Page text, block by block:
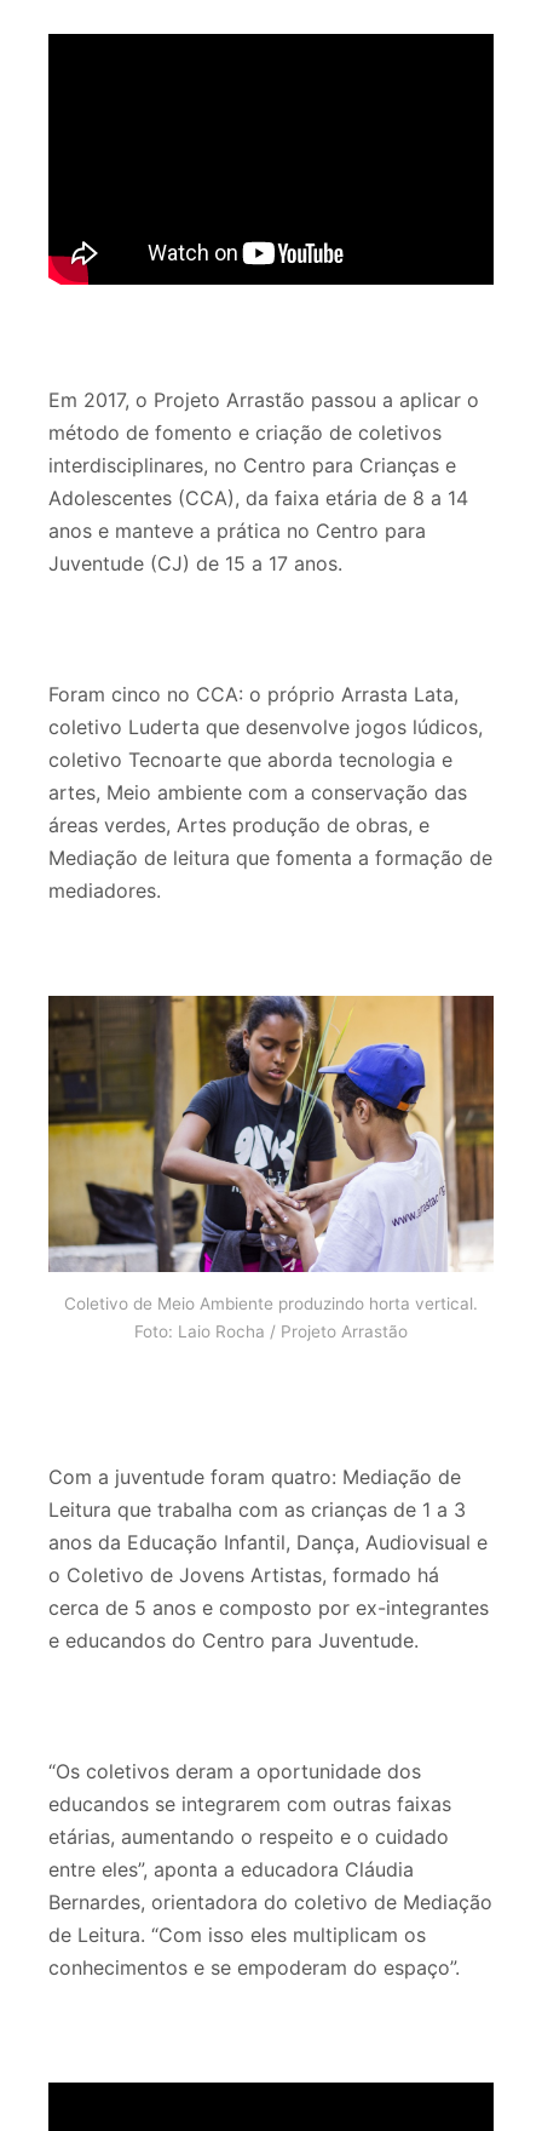
Em 2017, o Projeto Arrastão passou a aplicar o
método de fomento e criação de coletivos
interdisciplinares, no Centro para Crianças e
Adolescentes (CCA), da faixa etária de 8 a 14
anos e manteve a prática no Centro para
Juventude (CJ) de 15 a 17 anos.
Foram cinco no CCA: o próprio Arrasta Lata,
coletivo Luderta que desenvolve jogos lúdicos,
coletivo Tecnoarte que aborda tecnologia e
artes, Meio ambiente com a conservação das
áreas verdes, Artes produção de obras, e
Mediação de leitura que fomenta a formação de
mediadores.
Coletivo de Meio Ambiente produzindo horta vertical.
Foto: Laio Rocha / Projeto Arrastão
Com a juventude foram quatro: Mediação de
Leitura que trabalha com as crianças de 1 a 3
anos da Educação Infantil, Dança, Audiovisual e
o Coletivo de Jovens Artistas, formado há
cerca de 5 anos e composto por ex-integrantes
e educandos do Centro para Juventude.
“Os coletivos deram a oportunidade dos
educandos se integrarem com outras faixas
etárias, aumentando o respeito e o cuidado
entre eles”, aponta a educadora Cláudia
Bernardes, orientadora do coletivo de Mediação
de Leitura. “Com isso eles multiplicam os
conhecimentos e se empoderam do espaço”.